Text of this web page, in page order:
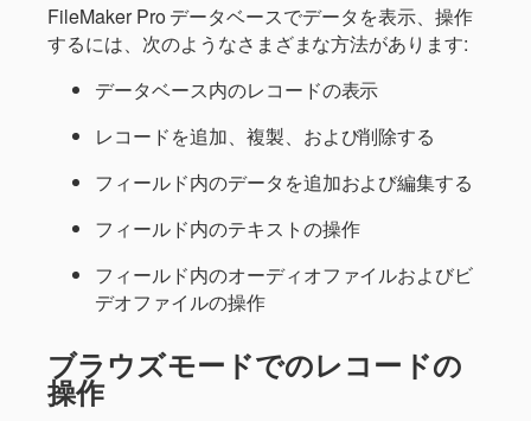
FileMaker Pro データベースでデータを表示、操作
するには、次のようなさまざまな方法があります:
データベース内のレコードの表示
レコードを追加、複製、および削除する
フィールド内のデータを追加および編集する
フィールド内のテキストの操作
フィールド内のオーディオファイルおよびビ
デオファイルの操作
ブラウズモードでのレコードの
操作